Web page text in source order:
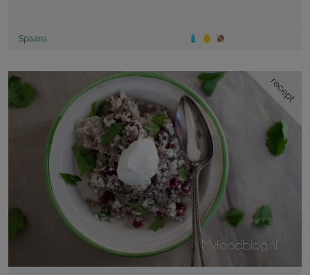
Spaans
recept